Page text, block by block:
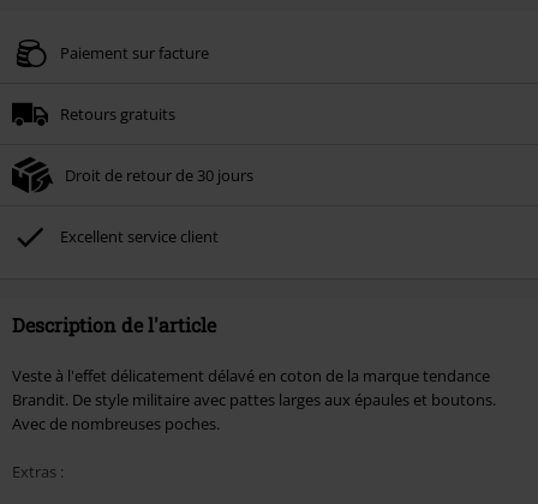
Valable jusqu'au 09/08/2026
Une fois le code saisi, la réduction sera automatiquement déduite à la fin de
Non cumulable avec dautres promotions. Non valable sur : les livres, les
Broilers, Die Ärzte, Die Toten Hosen, Metality, les bons d'achat et les articles
incluant un don.
Paiement sur facture
Retours gratuits
Droit de retour de 30 jours
Excellent service client
Description de l'article
Veste à l'effet délicatement délavé en coton de la marque tendance
Brandit. De style militaire avec pattes larges aux épaules et boutons.
Avec de nombreuses poches.
Extras :